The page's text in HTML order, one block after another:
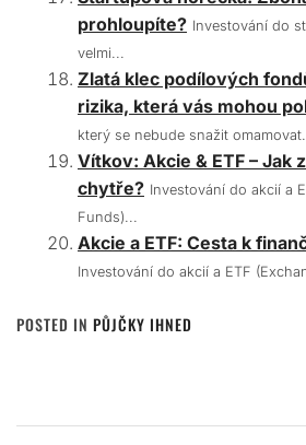
prohloupíte? Investování do
velmi...
Zlatá klec podílových
rizika, která vás mohou
který se nebude snažit
Vítkov: Akcie & ETF – Jak
chytře? Investování do akcií a
Funds)...
Akcie a ETF: Cesta k
Investování do akcií a ETF
POSTED IN PŮJČKY IHNED